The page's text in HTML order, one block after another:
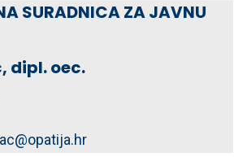
SURADNICA ZA JAVNU
dipl. oec.